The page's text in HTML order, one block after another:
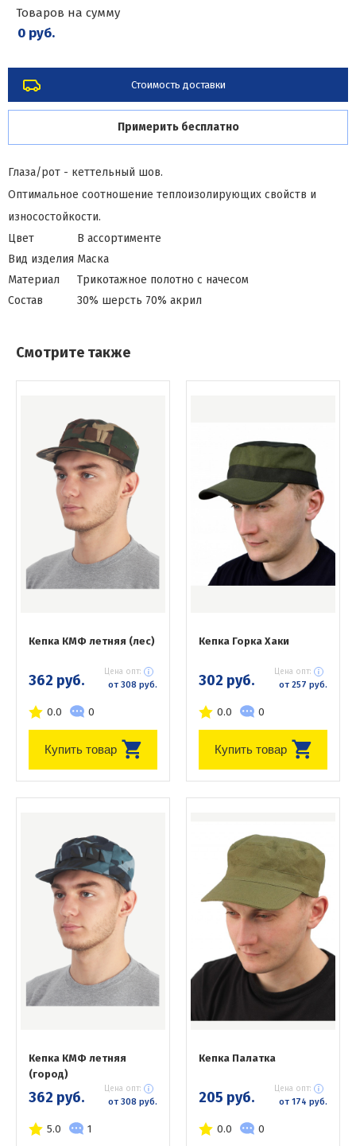
Товаров на сумму
0 руб.
Стоимость доставки
Примерить бесплатно
Глаза/рот - кеттельный шов.
Оптимальное соотношение теплоизолирующих свойств и
износостойкости.
Цвет
В ассортименте
Вид изделия Маска
Материал
Трикотажное полотно с начесом
Состав
30% шерсть 70% акрил
Смотрите также
Кепка КМФ летняя (лес)
362 руб. Цена опт:
от 308 руб.
0.0 0
Купить товар
Кепка Горка Хаки
302 руб. Цена опт:
от 257 руб.
0.0 0
Купить товар
Кепка КМФ летняя
(город)
362 руб. Цена опт:
от 308 руб.
5.0 1
Кепка Палатка
205 руб. Цена опт:
от 174 руб.
0.0 0